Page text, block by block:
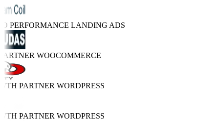
PERFORMANCELANDING ADS
WOOCOMMERCE
PARTNERWORDPRESS
PARTNERWORDPRESS